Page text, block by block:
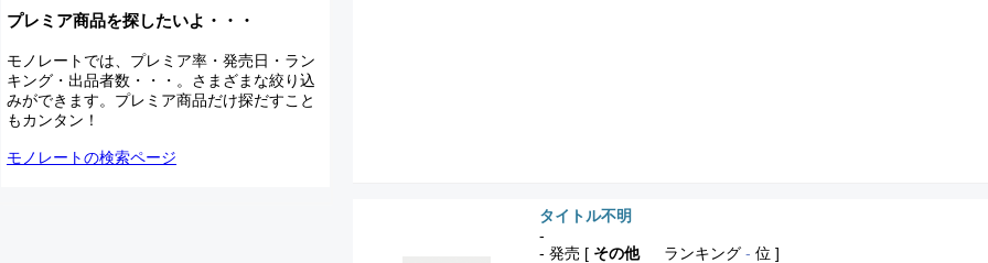
タイトル不明
-
- 発売 [ その他 ランキング - 位 ]
プレミア商品を探したいよ・・・
モノレートでは、プレミア率・発売日・ラン
キング・出品者数・・・。さまざまな絞り込
みができます。プレミア商品だけ探だすこと
もカンタン！
モノレートの検索ページ